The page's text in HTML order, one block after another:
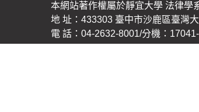
本網站著作權屬於靜宜大學 法律學
地 址：433303 臺中市沙鹿區臺灣
電 話：04-2632-8001/分機：